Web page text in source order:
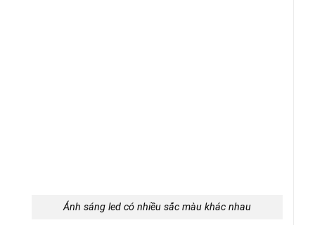
Ánh sáng led có nhiều sắc màu khác nhau